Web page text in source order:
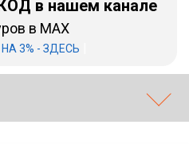
в нашем канале
в MAX
3% - ЗДЕСЬ